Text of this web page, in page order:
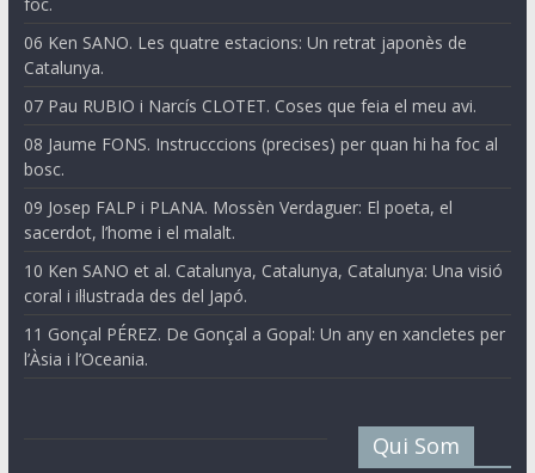
06 Ken SANO. Les quatre estacions: Un retrat japonès de
Catalunya.
07 Pau RUBIO i Narcís CLOTET. Coses que feia el meu avi.
08 Jaume FONS. Instrucccions (precises) per quan hi ha foc al
bosc.
09 Josep FALP i PLANA. Mossèn Verdaguer: El poeta, el
sacerdot, l’home i el malalt.
10 Ken SANO et al. Catalunya, Catalunya, Catalunya: Una visió
coral i il·lustrada des del Japó.
11 Gonçal PÉREZ. De Gonçal a Gopal: Un any en xancletes per
l’Àsia i l’Oceania.
Qui Som